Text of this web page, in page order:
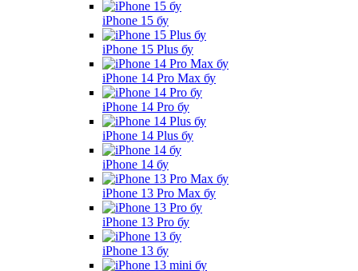
iPhone 15 бу
iPhone 15 Plus бу
iPhone 14 Pro Max бу
iPhone 14 Pro бу
iPhone 14 Plus бу
iPhone 14 бу
iPhone 13 Pro Max бу
iPhone 13 Pro бу
iPhone 13 бу